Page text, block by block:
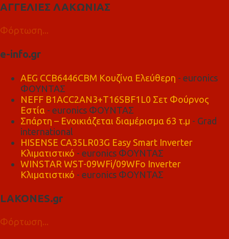
ΑΓΓΕΛΙΕΣ ΛΑΚΩΝΙΑΣ
Φόρτωση...
e-info.gr
AEG CCB6446CBM Κουζίνα Ελεύθερη - euronics
ΦΟΥΝΤΑΣ
NEFF B1ACC2AN3+T16SBF1L0 Σετ Φούρνος
Εστία - euronics ΦΟΥΝΤΑΣ
Σπάρτη – Ενοικιάζεται διαμέρισμα 63 τ.μ - Grad
international
HISENSE CA35LR03G Easy Smart Inverter
Κλιματιστικό - euronics ΦΟΥΝΤΑΣ
WINSTAR WST-09WFi/09WFo Inverter
Κλιματιστικό - euronics ΦΟΥΝΤΑΣ
LAKONES.gr
Φόρτωση...